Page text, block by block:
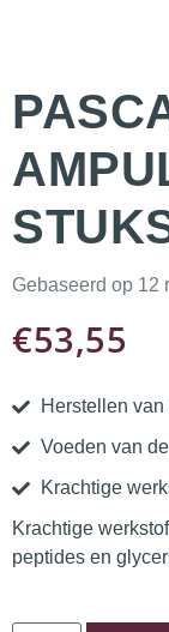
Gebaseerd op 12
€53,55
Herstellen
Voeden van
Krachtige
Krachtige
peptides en